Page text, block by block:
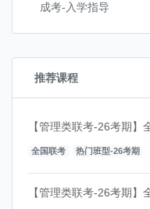
成考-入学指导
推荐课程
【管理类联考-26考期】
全国联考 热门班型-26考期
【管理类联考-26考期】